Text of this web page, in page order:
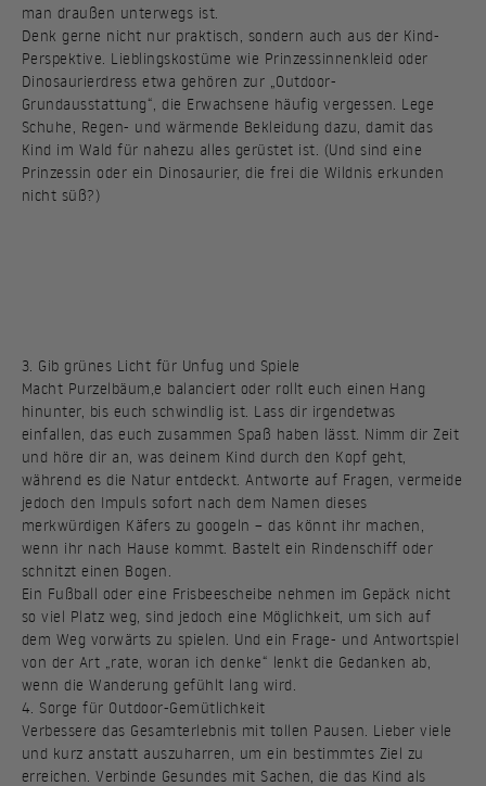
man draußen unterwegs ist.
Denk gerne nicht nur praktisch, sondern auch aus der Kind-
Perspektive. Lieblingskostüme wie Prinzessinnenkleid oder
Dinosaurierdress etwa gehören zur „Outdoor-
Grundausstattung“, die Erwachsene häufig vergessen. Lege
Schuhe, Regen- und wärmende Bekleidung dazu, damit das
Kind im Wald für nahezu alles gerüstet ist. (Und sind eine
Prinzessin oder ein Dinosaurier, die frei die Wildnis erkunden
nicht süß?)
3. Gib grünes Licht für Unfug und Spiele
Macht Purzelbäum,e balanciert oder rollt euch einen Hang
hinunter, bis euch schwindlig ist. Lass dir irgendetwas
einfallen, das euch zusammen Spaß haben lässt. Nimm dir Zeit
und höre dir an, was deinem Kind durch den Kopf geht,
während es die Natur entdeckt. Antworte auf Fragen, vermeide
jedoch den Impuls sofort nach dem Namen dieses
merkwürdigen Käfers zu googeln – das könnt ihr machen,
wenn ihr nach Hause kommt. Bastelt ein Rindenschiff oder
schnitzt einen Bogen.
Ein Fußball oder eine Frisbeescheibe nehmen im Gepäck nicht
so viel Platz weg, sind jedoch eine Möglichkeit, um sich auf
dem Weg vorwärts zu spielen. Und ein Frage- und Antwortspiel
von der Art „rate, woran ich denke“ lenkt die Gedanken ab,
wenn die Wanderung gefühlt lang wird.
4. Sorge für Outdoor-Gemütlichkeit
Verbessere das Gesamterlebnis mit tollen Pausen. Lieber viele
und kurz anstatt auszuharren, um ein bestimmtes Ziel zu
erreichen. Verbinde Gesundes mit Sachen, die das Kind als